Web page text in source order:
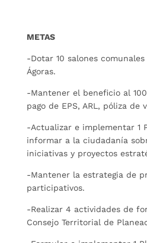
METAS
-Dotar 10 salones
Ágoras.
-Mantener el beneficio al
pago de EPS, ARL, póliza de
-Actualizar e implementar 1
informar a la ciudadanía
iniciativas y proyectos
-Mantener la estrategia de
participativos.
-Realizar 4 actividades de
Consejo Territorial de